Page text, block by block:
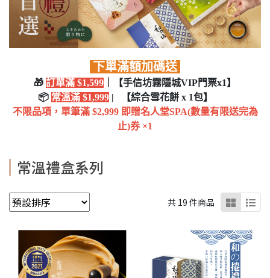
下單滿額加碼送
🎁 訂單滿 $1,599
【手信坊霧隱城VIP門票x1】
📦 常溫滿 $1,999 |
【綜合雪花餅 x 1包】
不限品項，單筆滿 $2,999 即贈名人堂SPA(數量有限送完為
止)券 ×1
常溫禮盒系列
共 19 件商品